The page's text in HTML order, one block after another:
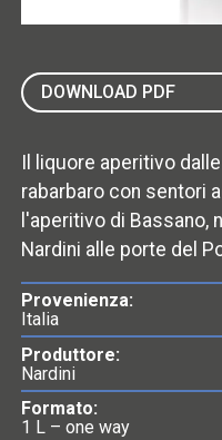
DOWNLOAD PDF
Il liquore aperitivo
rabarbaro con sentori
l'aperitivo di Bassano,
Nardini alle porte del
Provenienza:
Italia
Produttore:
Nardini
Formato:
1 L – one way